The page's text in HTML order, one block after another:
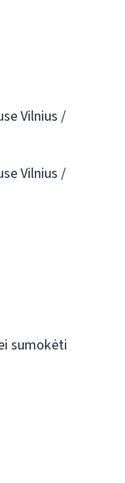
Vilnius /
Vilnius /
sumokėti